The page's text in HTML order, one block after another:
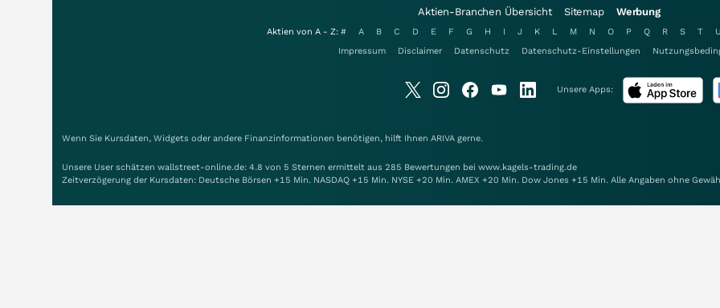
Aktien-Branchen Übersicht Sitemap Werbung
Aktien von A - Z: # A B C D E F G H I J K L M N O P Q R S T U
Impressum
Disclaimer Datenschutz Datenschutz-Einstellungen
Unsere Apps:
Wenn Sie Kursdaten, Widgets oder andere Finanzinformationen benötigen, hilft Ihnen ARIVA gerne.
Unsere User schätzen wallstreet-online.de: 4.8 von 5 Sternen ermittelt aus 285 Bewertungen bei www.kagels-trading.de
Zeitverzögerung der Kursdaten: Deutsche Börsen +15 Min. NASDAQ +15 Min. NYSE +20 Min. AMEX +20 Min. Dow Jones +15 Min. Alle Angaben ohne